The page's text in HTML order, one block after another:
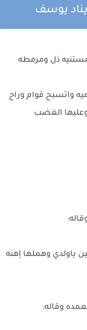
يوسف
مستنيه ذل ومرمطه
واتسبح قوام وراح
الغضب
ياولدي وهملها إهنه
وقاله: